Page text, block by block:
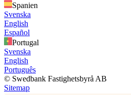
Spanien
Svenska
English
Español
Portugal
Svenska
English
Português
© Swedbank Fastighetsbyrå AB
Sitemap